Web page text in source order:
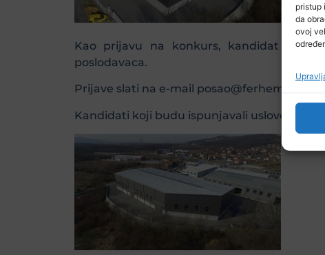
pristup
da
ovoj
Kao prijavu na konkurs, kandidat je
poslodavaca.
Prijave slati na e-mail posao@ferhem.ba ili
Kandidati koji budu ispunjavali uslove, bit